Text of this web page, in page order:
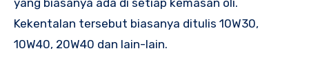
Kekentalan tersebut biasanya ditulis 10W30,
10W40, 20W40 dan lain-lain.